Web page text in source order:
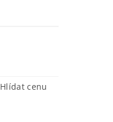
Hlídat cenu